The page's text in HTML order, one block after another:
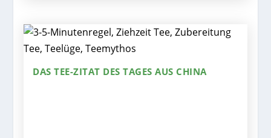
DAS TEE-ZITAT DES TAGES AUS CHINA